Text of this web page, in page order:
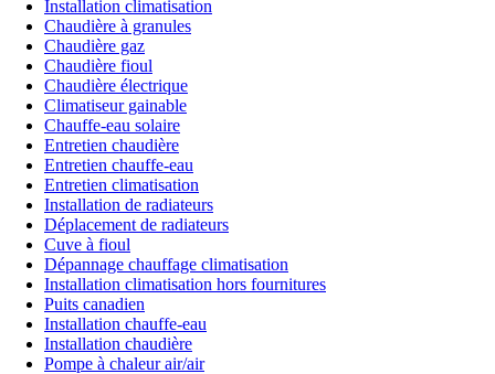
Installation climatisation
Chaudière à granules
Chaudière gaz
Chaudière fioul
Chaudière électrique
Climatiseur gainable
Chauffe-eau solaire
Entretien chaudière
Entretien chauffe-eau
Entretien climatisation
Installation de radiateurs
Déplacement de radiateurs
Cuve à fioul
Dépannage chauffage climatisation
Installation climatisation hors fournitures
Puits canadien
Installation chauffe-eau
Installation chaudière
Pompe à chaleur air/air